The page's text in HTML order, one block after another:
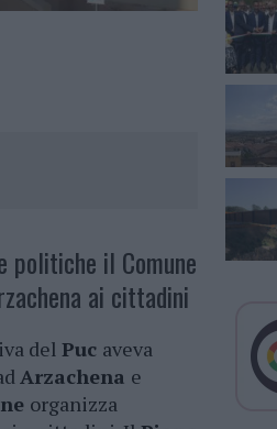
politiche il Comune
ai cittadini
del Puc aveva
Arzachena e
organizza